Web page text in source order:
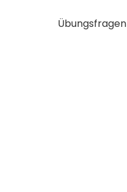
Übungsfragen